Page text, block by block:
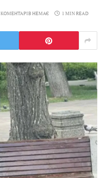
КОМЕНТАРІВ НЕМАЄ 1 MIN READ